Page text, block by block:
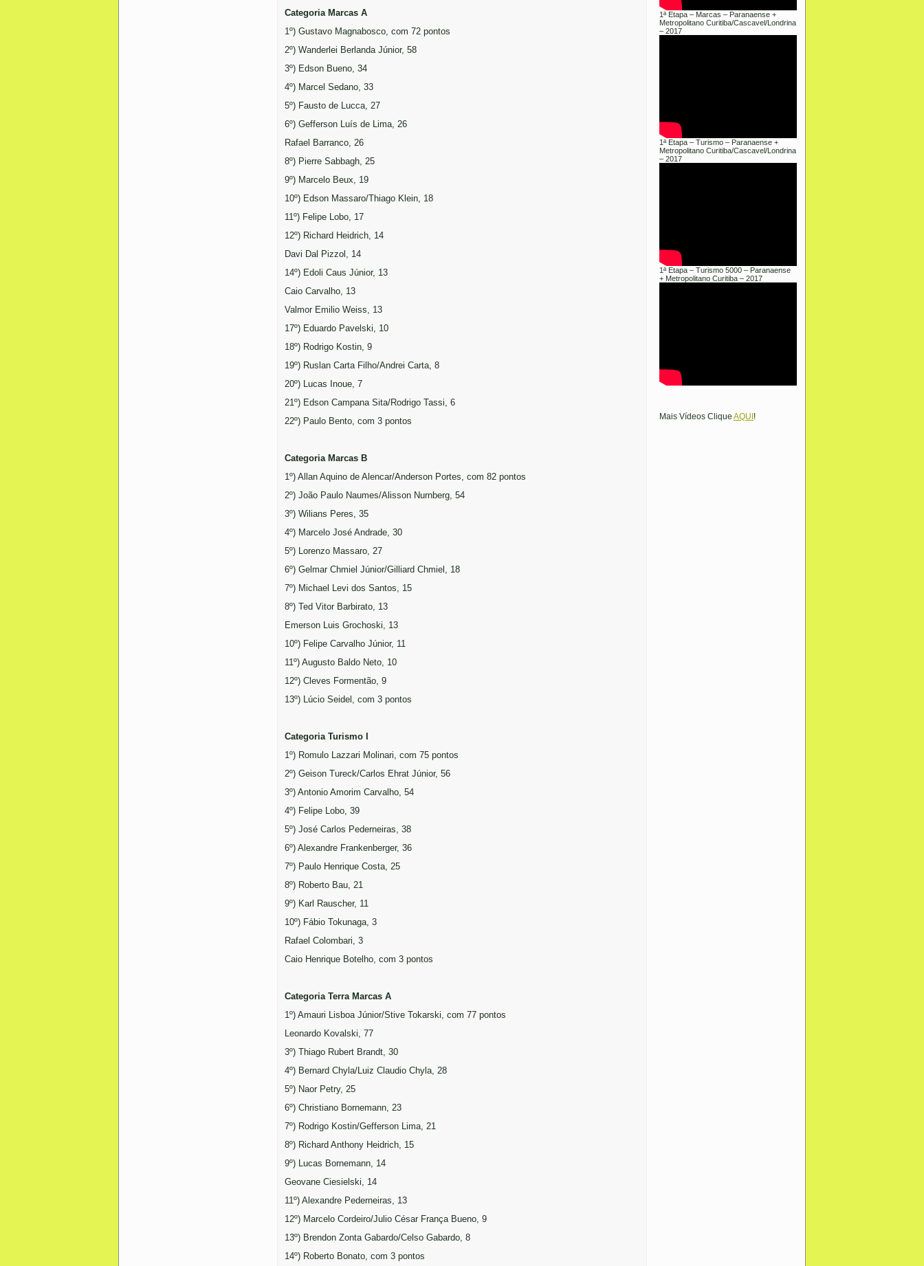
Categoria Marcas A
1º) Gustavo Magnabosco, com 72 pontos
2º) Wanderlei Berlanda Júnior, 58
3º) Edson Bueno, 34
4º) Marcel Sedano, 33
5º) Fausto de Lucca, 27
6º) Gefferson Luís de Lima, 26
Rafael Barranco, 26
8º) Pierre Sabbagh, 25
9º) Marcelo Beux, 19
10º) Edson Massaro/Thiago Klein, 18
11º) Felipe Lobo, 17
12º) Richard Heidrich, 14
Davi Dal Pizzol, 14
14º) Edoli Caus Júnior, 13
Caio Carvalho, 13
Valmor Emilio Weiss, 13
17º) Eduardo Pavelski, 10
18º) Rodrigo Kostin, 9
19º) Ruslan Carta Filho/Andrei Carta, 8
20º) Lucas Inoue, 7
21º) Edson Campana Sita/Rodrigo Tassi, 6
22º) Paulo Bento, com 3 pontos
Categoria Marcas B
1º) Allan Aquino de Alencar/Anderson Portes, com 82 pontos
2º) João Paulo Naumes/Alisson Nurnberg, 54
3º) Wilians Peres, 35
4º) Marcelo José Andrade, 30
5º) Lorenzo Massaro, 27
6º) Gelmar Chmiel Júnior/Gilliard Chmiel, 18
7º) Michael Levi dos Santos, 15
8º) Ted Vitor Barbirato, 13
Emerson Luis Grochoski, 13
10º) Felipe Carvalho Júnior, 11
11º) Augusto Baldo Neto, 10
12º) Cleves Formentão, 9
13º) Lúcio Seidel, com 3 pontos
Categoria Turismo I
1º) Romulo Lazzari Molinari, com 75 pontos
2º) Geison Tureck/Carlos Ehrat Júnior, 56
3º) Antonio Amorim Carvalho, 54
4º) Felipe Lobo, 39
5º) José Carlos Pederneiras, 38
6º) Alexandre Frankenberger, 36
7º) Paulo Henrique Costa, 25
8º) Roberto Bau, 21
9º) Karl Rauscher, 11
10º) Fábio Tokunaga, 3
Rafael Colombari, 3
Caio Henrique Botelho, com 3 pontos
Categoria Terra Marcas A
1º) Amauri Lisboa Júnior/Stive Tokarski, com 77 pontos
Leonardo Kovalski, 77
3º) Thiago Rubert Brandt, 30
4º) Bernard Chyla/Luiz Claudio Chyla, 28
5º) Naor Petry, 25
6º) Christiano Bornemann, 23
7º) Rodrigo Kostin/Gefferson Lima, 21
8º) Richard Anthony Heidrich, 15
9º) Lucas Bornemann, 14
Geovane Ciesielski, 14
11º) Alexandre Pederneiras, 13
12º) Marcelo Cordeiro/Julio César França Bueno, 9
13º) Brendon Zonta Gabardo/Celso Gabardo, 8
14º) Roberto Bonato, com 3 pontos
1ª Etapa – Marcas – Paranaense +
Metropolitano Curitiba/Cascavel/Londrina
– 2017
1ª Etapa – Turismo – Paranaense +
Metropolitano Curitiba/Cascavel/Londrina
– 2017
1ª Etapa – Turismo 5000 – Paranaense
+ Metropolitano Curitiba – 2017
Mais Vídeos Clique AQUI !